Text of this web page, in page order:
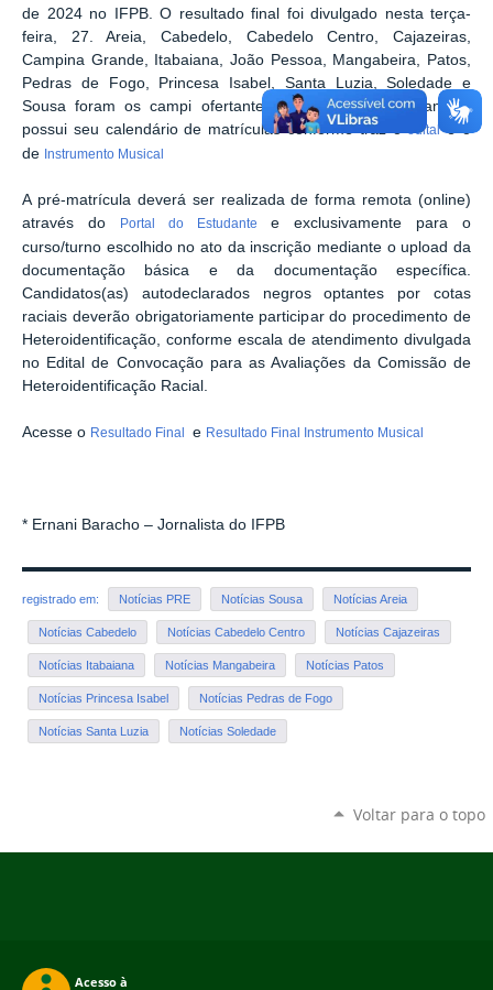
de 2024 no IFPB. O resultado final foi divulgado nesta terça-
feira, 27. Areia, Cabedelo, Cabedelo Centro, Cajazeiras,
Campina Grande, Itabaiana, João Pessoa, Mangabeira, Patos,
Pedras de Fogo, Princesa Isabel, Santa Luzia, Soledade e
Sousa foram os campi ofertantes das vagas. Cada campus
possui seu calendário de matrículas conforme traz o editale o
de Instrumento Musical
A pré-matrícula deverá ser realizada de forma remota (online)
através do
Portal do Estudante e exclusivamente para o
curso/turno escolhido no ato da inscrição mediante o upload da
documentação básica e da documentação específica.
Candidatos(as) autodeclarados negros optantes por cotas
raciais deverão obrigatoriamente participar do procedimento de
Heteroidentificação, conforme escala de atendimento divulgada
no Edital de Convocação para as Avaliações da Comissão de
Heteroidentificação Racial.
Acesse o Resultado Final e Resultado Final Instrumento Musical
* Ernani Baracho – Jornalista do IFPB
registrado em: Notícias PRE Notícias Sousa Notícias Areia
Notícias Cabedelo Notícias Cabedelo Centro Notícias Cajazeiras
Notícias Itabaiana Notícias Mangabeira Notícias Patos
Notícias Princesa Isabel Notícias Pedras de Fogo
Notícias Santa Luzia Notícias Soledade
Voltar para o topo